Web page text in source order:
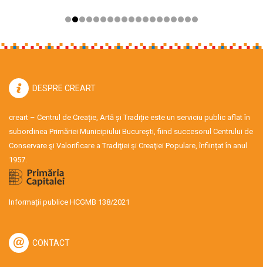
DESPRE CREART
creart – Centrul de Creație, Artă și Tradiție este un serviciu public aflat în
subordinea Primăriei Municipiului București, fiind succesorul Centrului de
Conservare şi Valorificare a Tradiţiei şi Creaţiei Populare, înființat în anul
1957.
Informații publice HCGMB 138/2021
CONTACT